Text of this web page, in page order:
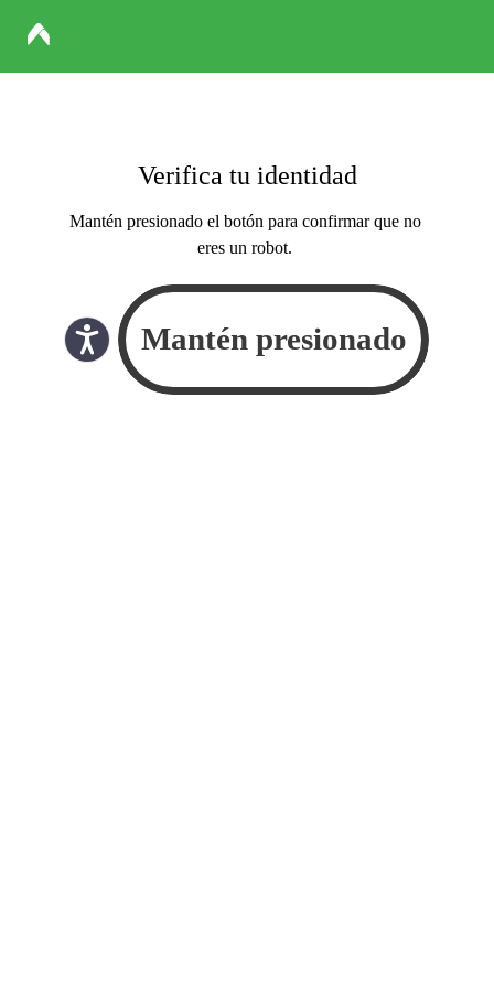
Verifica tu identidad
Mantén presionado el botón para confirmar que no
eres un robot.